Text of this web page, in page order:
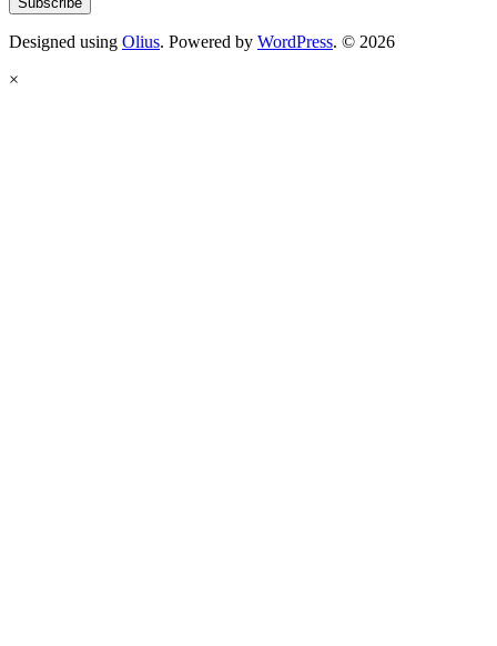
Designed using Olius. Powered by WordPress. © 2026
×